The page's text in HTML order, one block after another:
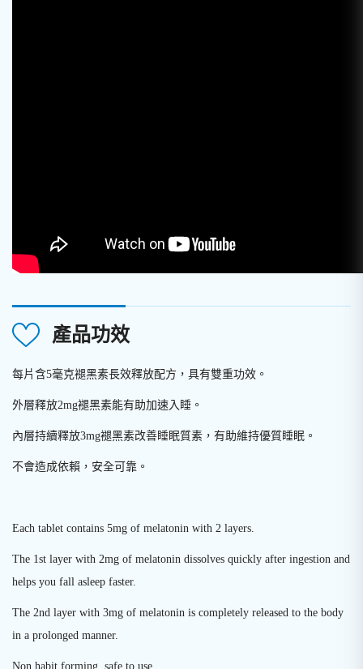
產品功效
每片含5毫克褪黑素長效釋放配方，具有雙重功效。
外層釋放2mg褪黑素能有助加速入睡。
內層持續釋放3mg褪黑素改善睡眠質素，有助維持優質睡眠。
不會造成依賴，安全可靠。
Each tablet contains 5mg of melatonin with 2 layers.
The 1st layer with 2mg of melatonin dissolves quickly after ingestion and
helps you fall asleep faster.
The 2nd layer with 3mg of melatonin is completely released to the body
in a prolonged manner.
Non habit forming, safe to use.